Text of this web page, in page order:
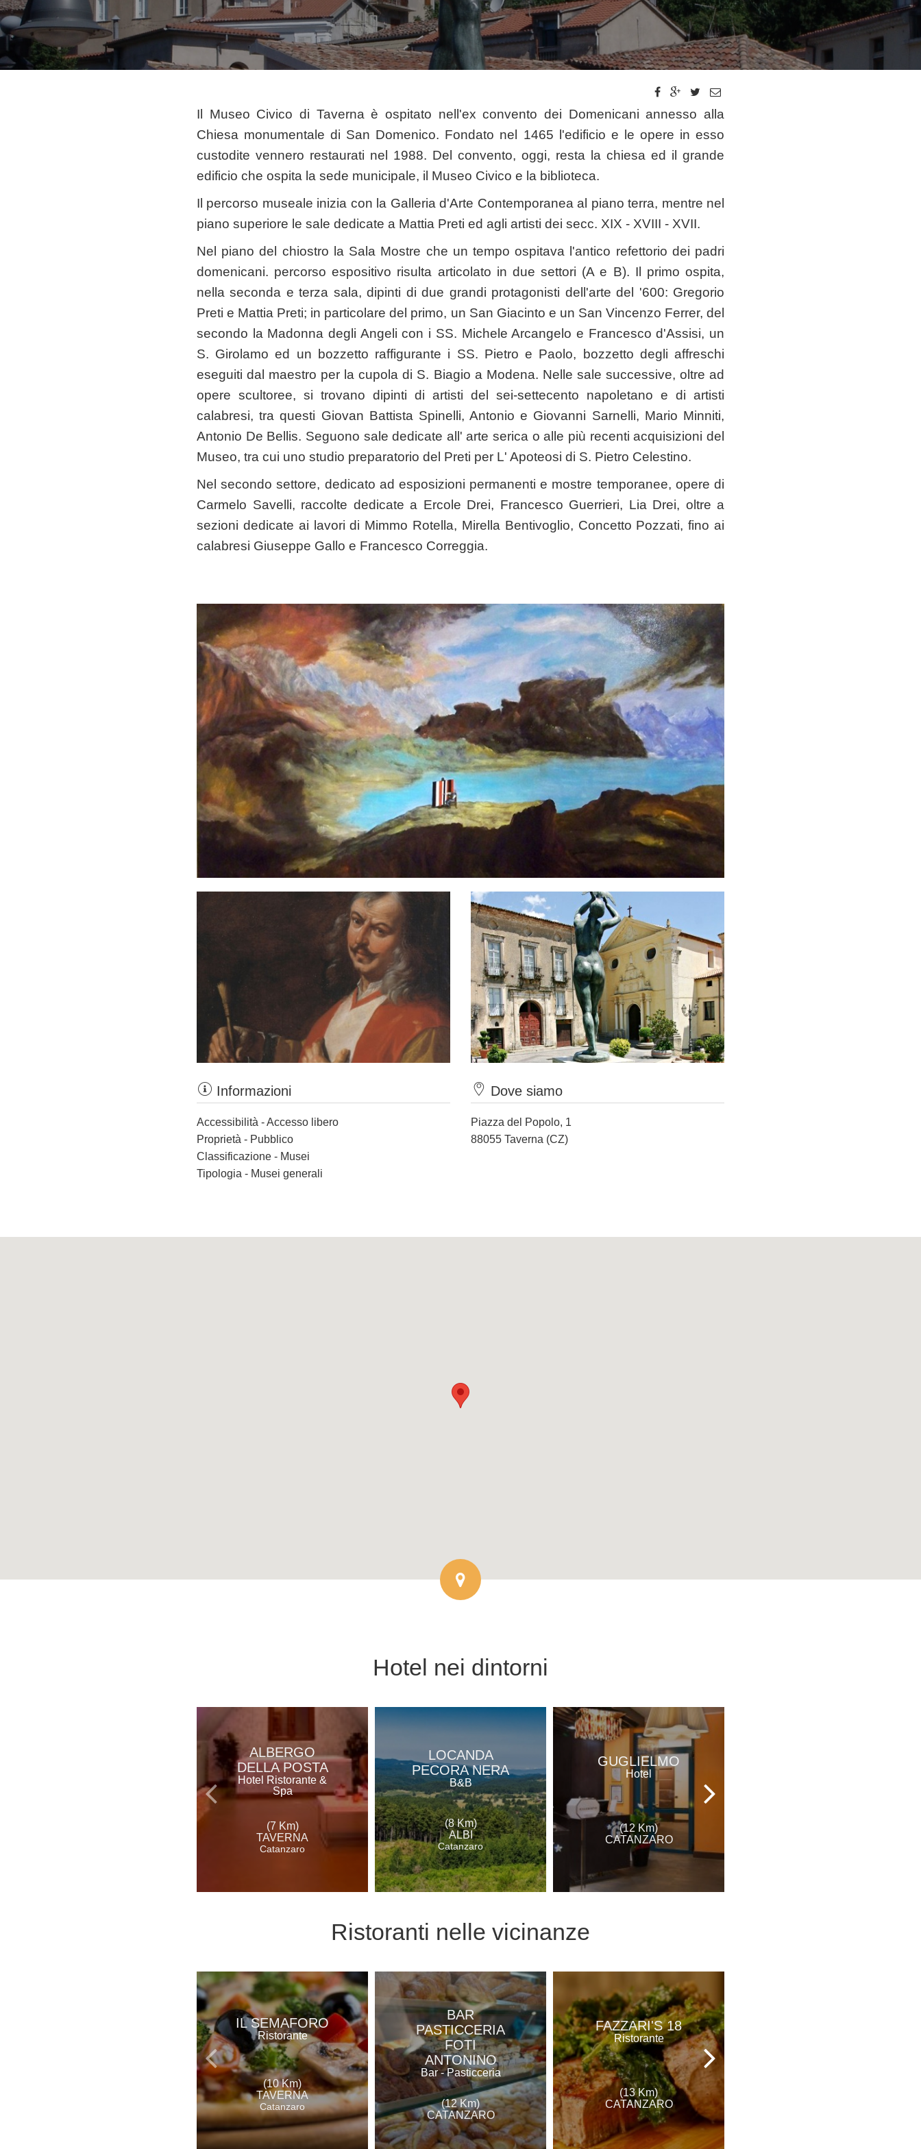
Il Museo Civico di Taverna è ospitato nell'ex convento dei Domenicani annesso alla
Chiesa monumentale di San Domenico. Fondato nel 1465 l'edificio e le opere in esso
custodite vennero restaurati nel 1988. Del convento, oggi, resta la chiesa ed il grande
edificio che ospita la sede municipale, il Museo Civico e la biblioteca.
Il percorso museale inizia con la Galleria d'Arte Contemporanea al piano terra, mentre nel
piano superiore le sale dedicate a Mattia Preti ed agli artisti dei secc. XIX - XVIII - XVII.
Nel piano del chiostro la Sala Mostre che un tempo ospitava l'antico refettorio dei padri
domenicani. percorso espositivo risulta articolato in due settori (A e B). Il primo ospita,
nella seconda e terza sala, dipinti di due grandi protagonisti dell'arte del '600: Gregorio
Preti e Mattia Preti; in particolare del primo, un San Giacinto e un San Vincenzo Ferrer, del
secondo la Madonna degli Angeli con i SS. Michele Arcangelo e Francesco d'Assisi, un
S. Girolamo ed un bozzetto raffigurante i SS. Pietro e Paolo, bozzetto degli affreschi
eseguiti dal maestro per la cupola di S. Biagio a Modena. Nelle sale successive, oltre ad
opere scultoree, si trovano dipinti di artisti del sei-settecento napoletano e di artisti
calabresi, tra questi Giovan Battista Spinelli, Antonio e Giovanni Sarnelli, Mario Minniti,
Antonio De Bellis. Seguono sale dedicate all' arte serica o alle più recenti acquisizioni del
Museo, tra cui uno studio preparatorio del Preti per L' Apoteosi di S. Pietro Celestino.
Nel secondo settore, dedicato ad esposizioni permanenti e mostre temporanee, opere di
Carmelo Savelli, raccolte dedicate a Ercole Drei, Francesco Guerrieri, Lia Drei, oltre a
sezioni dedicate ai lavori di Mimmo Rotella, Mirella Bentivoglio, Concetto Pozzati, fino ai
calabresi Giuseppe Gallo e Francesco Correggia.
Informazioni
Accessibilità - Accesso libero
Proprietà - Pubblico
Classificazione - Musei
Tipologia - Musei generali
Dove siamo
Piazza del Popolo, 1
88055 Taverna (CZ)
Hotel nei dintorni
ALBERGO
DELLA POSTA
Hotel Ristorante &
Spa
(7 Km)
TAVERNA
Catanzaro
LOCANDA
PECORA NERA
B&B
(8 Km)
ALBI
Catanzaro
GUGLIELMO
Hotel
(12 Km)
CATANZARO
Ristoranti nelle vicinanze
IL SEMAFORO
Ristorante
(10 Km)
TAVERNA
Catanzaro
BAR
PASTICCERIA
FOTI
ANTONINO
Bar - Pasticceria
(12 Km)
CATANZARO
FAZZARI'S 18
Ristorante
(13 Km)
CATANZARO